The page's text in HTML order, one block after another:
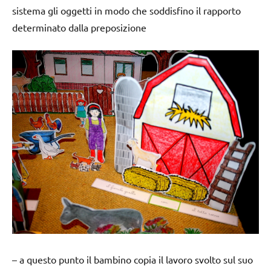
sistema gli oggetti in modo che soddisfino il rapporto
determinato dalla preposizione
– a questo punto il bambino copia il lavoro svolto sul suo